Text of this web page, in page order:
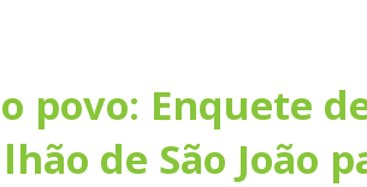
povo: Enquete
de São João